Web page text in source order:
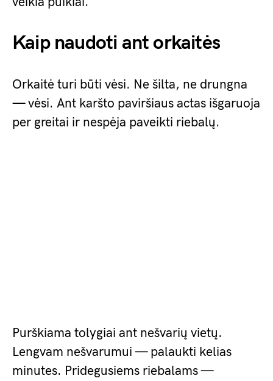
Kaip naudoti ant orkaitės
Orkaitė turi būti vėsi. Ne šilta, ne drungna
— vėsi. Ant karšto paviršiaus actas išgaruoja
per greitai ir nespėja paveikti riebalų.
Purškiama tolygiai ant nešvarių vietų.
Lengvam nešvarumui — palaukti kelias
minutes. Pridegusiems riebalams —